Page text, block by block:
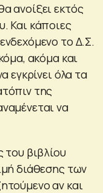
ανοίξει εκτός
Και κάποιες
το Δ.Σ.
ακόμα και
εγκρίνει όλα τα
της
να
του βιβλίου
διάθεσης των
αν και